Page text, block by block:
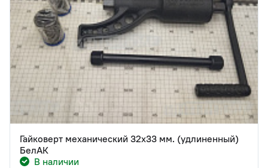
Гайковерт механический 32х33 мм. (удлиненный)
БелАК
В наличии